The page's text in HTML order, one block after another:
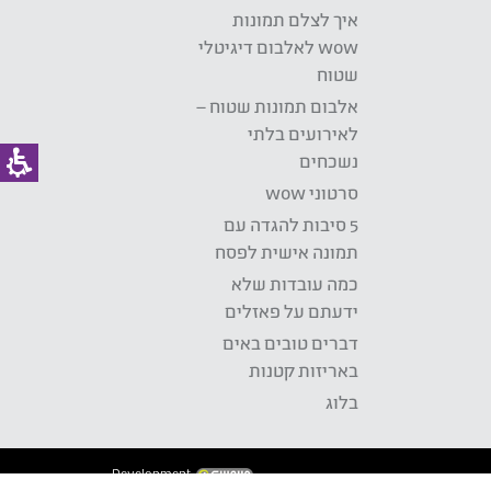
איך לצלם תמונות
wow לאלבום דיגיטלי
שטוח
אלבום תמונות שטוח –
לאירועים בלתי
נשכחים
סרטוני wow
5 סיבות להגדה עם
תמונה אישית לפסח
כמה עובדות שלא
ידעתם על פאזלים
דברים טובים באים
באריזות קטנות
בלוג
Development: